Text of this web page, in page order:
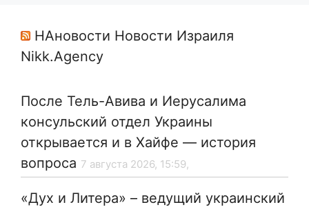
НАновости Новости Израиля
Nikk.Agency
После Тель-Авива и Иерусалима
консульский отдел Украины
открывается и в Хайфе — история
вопроса 7 августа 2026, 15:59,
«Дух и Литера» – ведущий украинский